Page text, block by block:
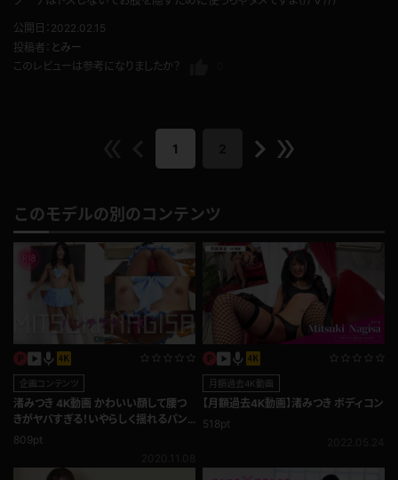
公開日：2022.02.15
投稿者： とみー
このレビューは参考になりましたか？
1
このモデルの別のコンテンツ
企画コンテンツ
渚みつき 4K動画 かわいい顔して腰つ
きがヤバすぎる！いやらしく揺れるパン
ティをじっくり堪能できるパンチラダン
809pt
月額過去4K動画
【月額過去4K動画】渚みつき ボディコン
518pt